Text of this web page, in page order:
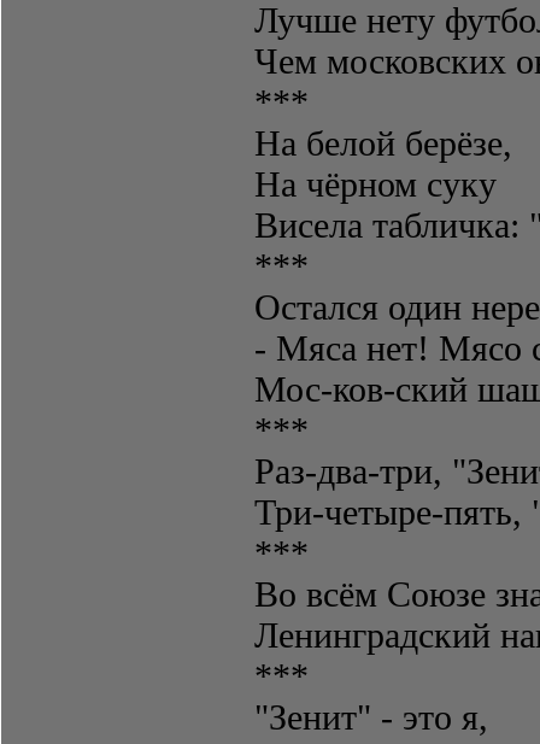
Лучше нету
Чем московских
***
На белой берёзе,
На чёрном суку
Висела
***
Остался один
- Мяса нет! Мясо
Мос-ков-ский
***
Раз-два-три,
Три-четыре-пять,
***
Во всём Союзе
Ленинградский
***
"Зенит" - это я,